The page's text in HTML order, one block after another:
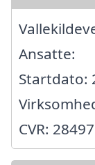
Ansatte:
Startdato:
CVR: